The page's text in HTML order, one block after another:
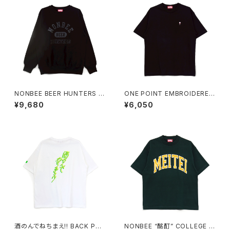
NONBEE BEER HUNTERS S
WEAT black/black
¥9,680
ONE POINT EMBROIDERED
¥6,050
酒のんでねちまえ!! BACK PRI
NONBEE “酩酊” COLLEGE T